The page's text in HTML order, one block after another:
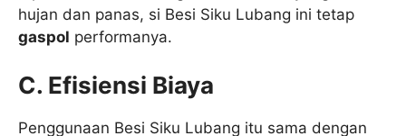
hujan dan panas, si Besi Siku Lubang ini tetap
gaspol performanya.
C. Efisiensi Biaya
Penggunaan Besi Siku Lubang itu sama dengan